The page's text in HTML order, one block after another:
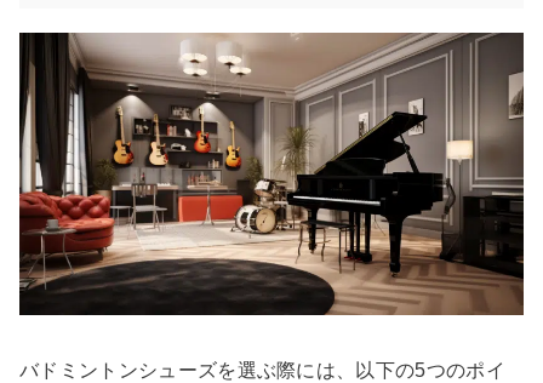
バドミントンシューズを選ぶ際には、以下の5つのポイ